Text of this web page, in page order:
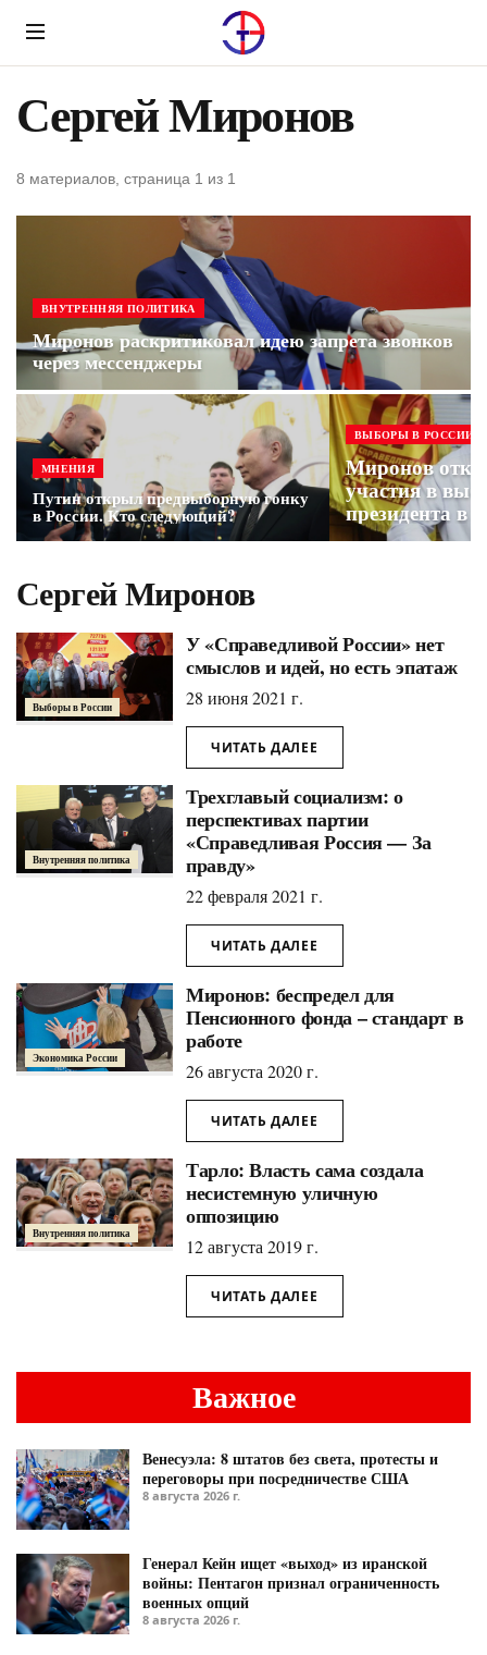
Menu
Сергей Миронов
8 материалов, страница 1 из 1
ВНУТРЕННЯЯ ПОЛИТИКА
Миронов раскритиковал идею запрета звонков
через мессенджеры
МНЕНИЯ
Путин открыл предвыборную гонку
в России. Кто следующий?
ВЫБОРЫ В РОССИИ
Миронов
участия в
президента в
Сергей Миронов
Выборы в России
У «Справедливой России» нет
смыслов и идей, но есть эпатаж
28 июня 2021 г.
ЧИТАТЬ ДАЛЕЕ
Внутренняя политика
Трехглавый социализм: о
перспективах партии
«Справедливая Россия — За
правду»
22 февраля 2021 г.
ЧИТАТЬ ДАЛЕЕ
Экономика России
Миронов: беспредел для
Пенсионного фонда – стандарт в
работе
26 августа 2020 г.
ЧИТАТЬ ДАЛЕЕ
Внутренняя политика
Тарло: Власть сама создала
несистемную уличную
оппозицию
12 августа 2019 г.
ЧИТАТЬ ДАЛЕЕ
Важное
Венесуэла: 8 штатов без света, протесты и
переговоры при посредничестве США
8 августа 2026 г.
Генерал Кейн ищет «выход» из иранской
войны: Пентагон признал ограниченность
военных опций
8 августа 2026 г.